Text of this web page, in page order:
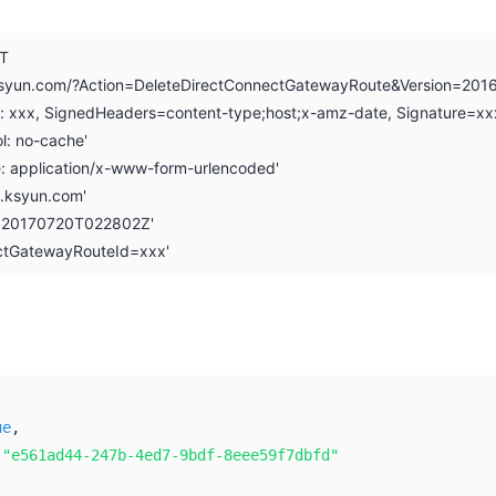
xxx, SignedHeaders=content-type;host;x-amz-date,
no-cache'
application/x-www-form-urlencoded'
,
"e561ad44-247b-4ed7-9bdf-8eee59f7dbfd"